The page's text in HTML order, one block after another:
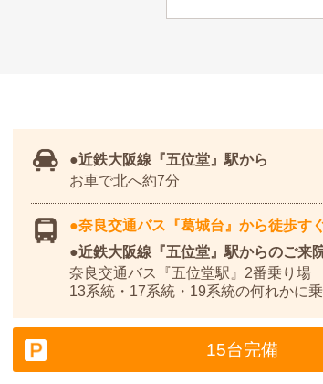
近鉄大阪線 『五位堂』駅から
お車で北へ約7分
奈良交通バス『葛城台』から徒歩す
近鉄大阪線『五位堂』駅からのご来
奈良交通バス『五位堂駅』2番乗り場
13系統・17系統・19系統の何れかに
15台完備